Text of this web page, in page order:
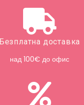
Безплатна доставка
над 100€ до офис